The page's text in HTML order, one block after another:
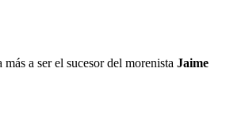
más a ser el sucesor del morenista Jaime